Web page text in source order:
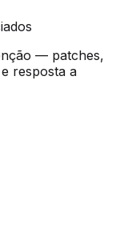
— patches,
resposta a